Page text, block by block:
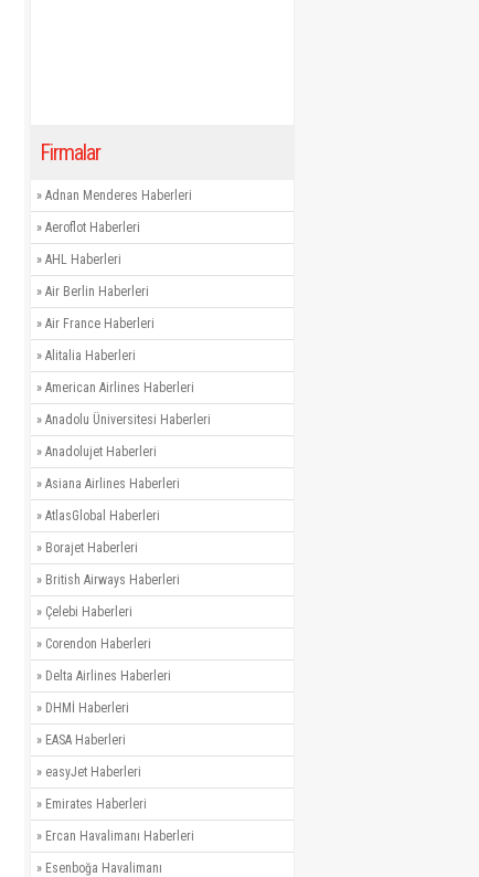
Firmalar
» Adnan Menderes Haberleri
» Aeroflot Haberleri
» AHL Haberleri
» Air Berlin Haberleri
» Air France Haberleri
» Alitalia Haberleri
» American Airlines Haberleri
» Anadolu Üniversitesi Haberleri
» Anadolujet Haberleri
» Asiana Airlines Haberleri
» AtlasGlobal Haberleri
» Borajet Haberleri
» British Airways Haberleri
» Çelebi Haberleri
» Corendon Haberleri
» Delta Airlines Haberleri
» DHMİ Haberleri
» EASA Haberleri
» easyJet Haberleri
» Emirates Haberleri
» Ercan Havalimanı Haberleri
» Esenboğa Havalimanı